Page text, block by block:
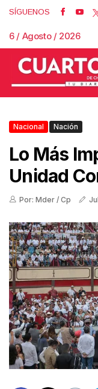
SÍGUENOS
6 / Agosto / 2026
Nacional Nación
Lo Más
Unidad
Por: Mder / Cp